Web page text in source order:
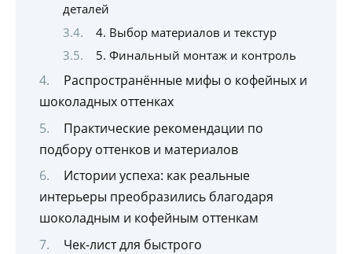
деталей
4. Выбор материалов и текстур
5. Финальный монтаж и контроль
Распространённые мифы о кофейных и
шоколадных оттенках
Практические рекомендации по
подбору оттенков и материалов
Истории успеха: как реальные
интерьеры преобразились благодаря
шоколадным и кофейным оттенкам
Чек-лист для быстрого